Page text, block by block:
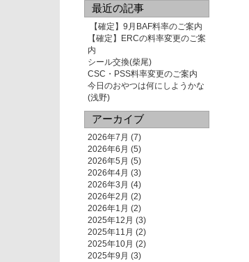
最近の記事
【確定】9月BAF料率のご案内
【確定】ERCの料率変更のご案
内
シール交換(柴尾)
CSC・PSS料率変更のご案内
今日のおやつは何にしようかな
(浅野)
アーカイブ
2026年7月 (7)
2026年6月 (5)
2026年5月 (5)
2026年4月 (3)
2026年3月 (4)
2026年2月 (2)
2026年1月 (2)
2025年12月 (3)
2025年11月 (2)
2025年10月 (2)
2025年9月 (3)